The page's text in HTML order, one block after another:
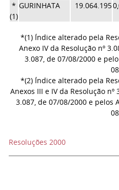
*
(1)
GURINHATA 19.064.195
*(1) Índice alterado pela
Anexo IV da Resolução nº
3.087, de 07/08/2000 e
*(2) Índice alterado pela
Anexos III e IV da Resolução
3.087, de 07/08/2000 e pelos
Resoluções 2000